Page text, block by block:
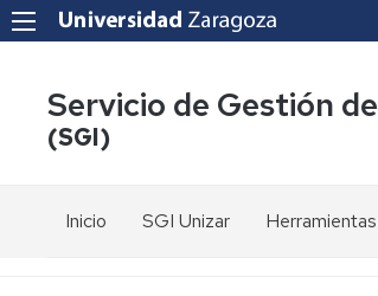
Servicio de Gestión
(SGI)
Inicio SGI Unizar Herramientas